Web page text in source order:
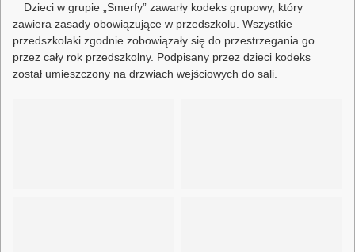
Dzieci w grupie „Smerfy” zawarły kodeks grupowy, który
zawiera zasady obowiązujące w przedszkolu. Wszystkie
przedszkolaki zgodnie zobowiązały się do przestrzegania go
przez cały rok przedszkolny. Podpisany przez dzieci kodeks
został umieszczony na drzwiach wejściowych do sali.